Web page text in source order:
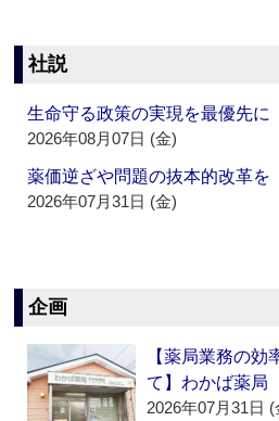
社説
生命守る政策の実現を最優先に
2026年08月07日 (金)
薬価逆ざや問題の抜本的改革を
2026年07月31日 (金)
企画
【薬局業務の効
て】わかば薬局
2026年07月31日 (